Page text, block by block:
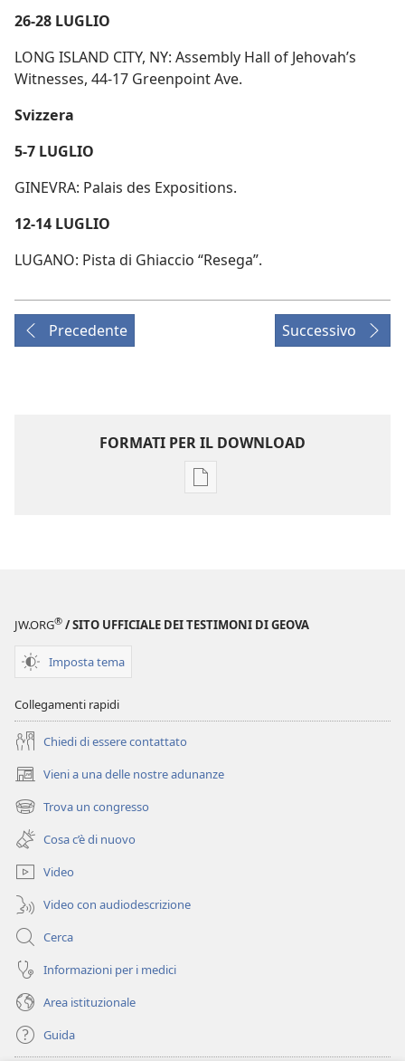
26-28 LUGLIO
LONG ISLAND CITY, NY: Assembly Hall of Jehovah’s
Witnesses, 44-17 Greenpoint Ave.
Svizzera
5-7 LUGLIO
GINEVRA: Palais des Expositions.
12-14 LUGLIO
LUGANO: Pista di Ghiaccio “Resega”.
Precedente Successivo
FORMATI PER IL DOWNLOAD
Opzioni
LA
PER
STUDIO)
JW.ORG® / SITO UFFICIALE DEI TESTIMONI DI GEOVA
Imposta tema
Collegamenti rapidi
Chiedi di essere contattato
Vieni a una delle nostre adunanze
(apre
una
nuova
finestra)
Trova un congresso
(apre
una
nuova
finestra)
Cosa c’è di nuovo
Video
Video con audiodescrizione
Cerca
Informazioni per i medici
Area istituzionale
Guida